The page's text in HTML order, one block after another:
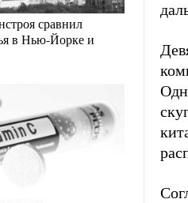
сравнил
в Нью-Йорке и